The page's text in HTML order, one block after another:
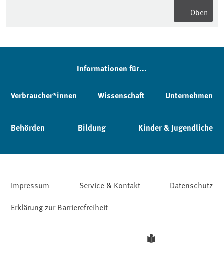
Oben
Informationen für...
Verbraucher*innen Wissenschaft Unternehmen
Behörden Bildung Kinder & Jugendliche
Impressum Service & Kontakt
Datenschutz
Erklärung zur Barrierefreiheit